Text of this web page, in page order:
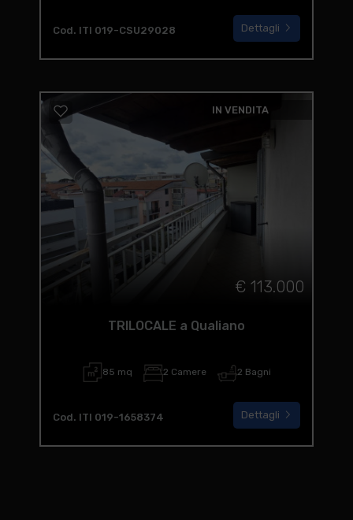
Cod. ITI 019-CSU29028 Dettagli
IN VENDITA
€ 113.000
TRILOCALE a Qualiano
85 mq 2 Camere 2 Bagni
Cod. ITI 019-1658374 Dettagli